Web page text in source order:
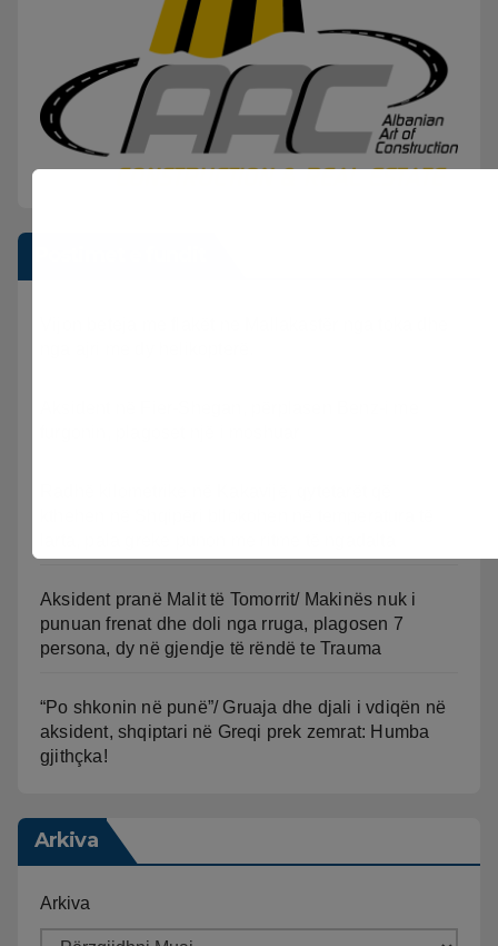
Aksident pranë Malit të Tomorrit/ Makinës nuk i
punuan frenat dhe doli nga rruga, plagosen 7
persona, dy në gjendje të rëndë te Trauma
“Po shkonin në punë”/ Gruaja dhe djali i vdiqën në
aksident, shqiptari në Greqi prek zemrat: Humba
gjithçka!
Arkiva
Arkiva